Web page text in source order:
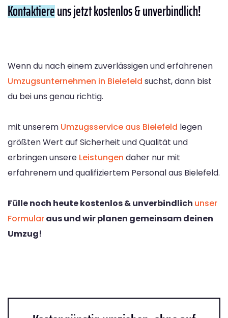
Kontaktiereuns jetzt kostenlos & unverbindlich!
Wenn du nach einem zuverlässigen und erfahrenen
Umzugsunternehmen in Bielefeld suchst, dann bist
du bei uns genau richtig.
mit unserem Umzugsservice aus Bielefeld legen
größten Wert auf Sicherheit und Qualität und
erbringen unsere Leistungen daher nur mit
erfahrenem und qualifiziertem Personal aus Bielefeld.
Fülle noch heute kostenlos & unverbindlich unser
Formularaus und wir planen gemeinsam deinen
Umzug!